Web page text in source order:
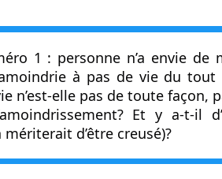
1 : personne n’a envie de
à pas de vie du tout
n’est-elle pas de toute façon,
Et y a-t-il
d’être creusé)?